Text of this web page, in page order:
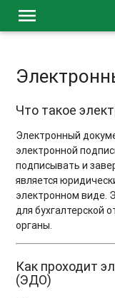
menu
Что такое
Электронный
электронной
подписывать и
является
электронном виде.
для бухгалтерской
органы.
Как проходит
(ЭДО)